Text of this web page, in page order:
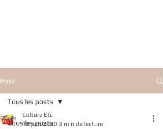
Post
Tous les posts
Tous les posts
Culture Etc
18 juin 2020 3 min de lecture